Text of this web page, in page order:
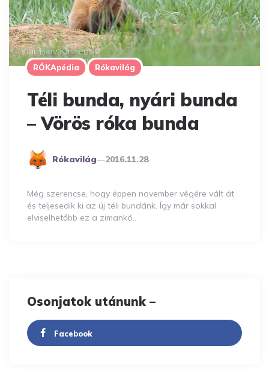
RÓKApédia Rókavilág
Téli bunda, nyári bunda
– Vörös róka bunda
Posted
Rókavilág 2016.11.28
Még szerencse, hogy éppen november végére vált át
és teljesedik ki az új téli bundánk. Így már sokkal
elviselhetőbb ez a zimankó..
Osonjatok utánunk –
Facebook